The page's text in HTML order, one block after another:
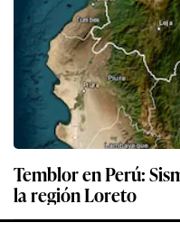
Temblor en Perú:
la región Loreto